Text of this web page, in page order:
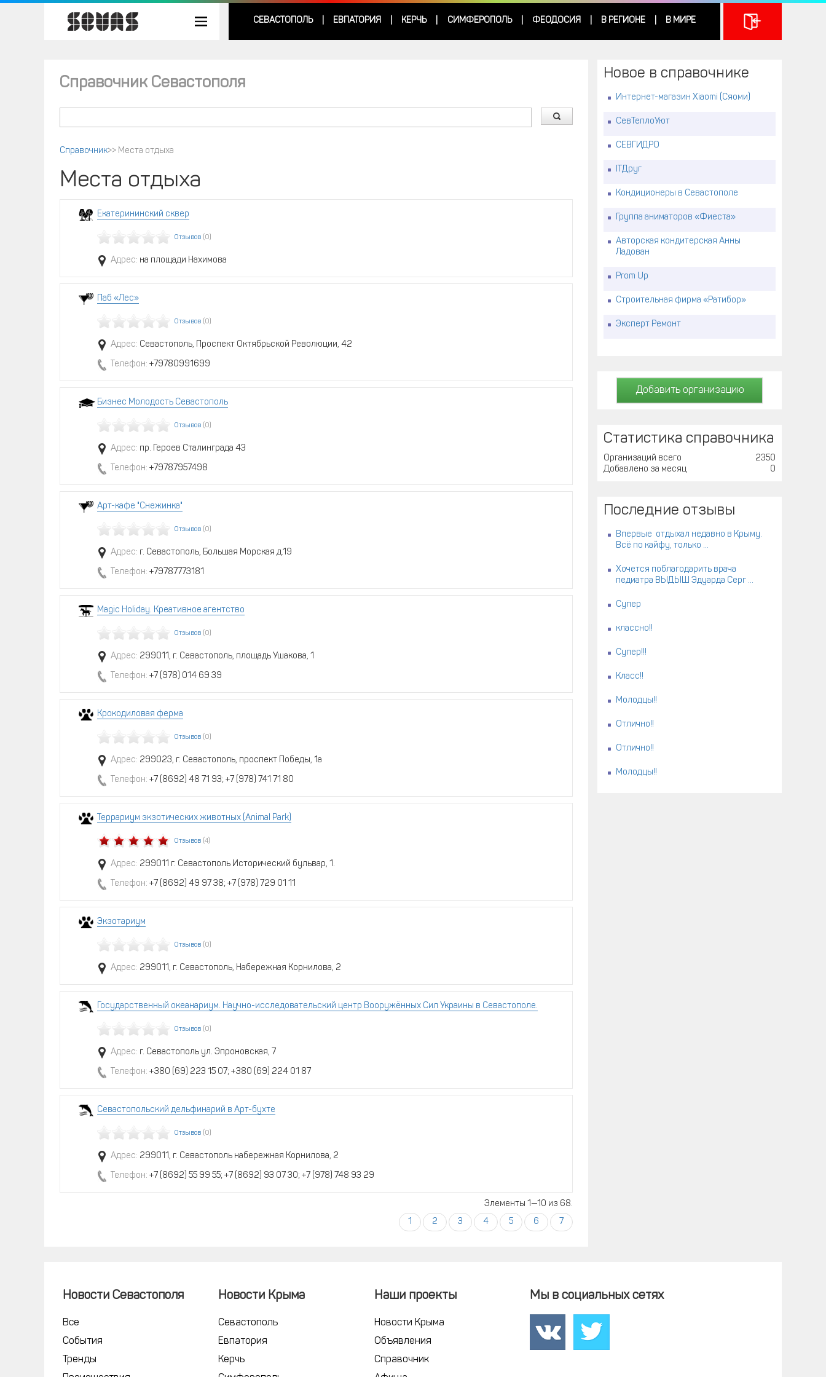
СЕВАСТОПОЛЬ ЕВПАТОРИЯ КЕРЧЬ СИМФЕРОПОЛЬ ФЕОДОСИЯ В РЕГИОНЕ В МИРЕ
Справочник Севастополя
Справочник>> Места отдыха
Места отдыха
Екатерининский сквер
Отзывов (0)
Адрес: на площади Нахимова
Паб «Лес»
Отзывов (0)
Адрес: Севастополь, Проспект Октябрьской Революции, 42
Телефон: +79780991699
Бизнес Молодость Севастополь
Отзывов (0)
Адрес: пр. Героев Сталинграда 43
Телефон: +79787957498
Арт-кафе "Снежинка"
Отзывов (0)
Адрес: г. Севастополь, Большая Морская д.19
Телефон: +79787773181
Magic Holiday. Креативное агентство
Отзывов (0)
Адрес: 299011, г. Севастополь, площадь Ушакова, 1
Телефон: +7 (978) 014 69 39
Крокодиловая ферма
Отзывов (0)
Адрес: 299023, г. Севастополь, проспект Победы, 1а
Телефон: +7 (8692) 48 71 93; +7 (978) 741 71 80
Террариум экзотических животных (Animal Park)
Отзывов (4)
Адрес: 299011 г. Севастополь Исторический бульвар, 1.
Телефон: +7 (8692) 49 97 38; +7 (978) 729 01 11
Экзотариум
Отзывов (0)
Адрес: 299011, г. Севастополь, Набережная Корнилова, 2
Государственный океанариум. Научно-исследовательский центр Вооружённых Сил Украины в Севастополе.
Отзывов (0)
Адрес: г. Севастополь ул. Эпроновская, 7
Телефон: +380 (69) 223 15 07; +380 (69) 224 01 87
Севастопольский дельфинарий в Арт-бухте
Отзывов (0)
Адрес: 299011, г. Севастополь набережная Корнилова, 2
Телефон: +7 (8692) 55 99 55; +7 (8692) 93 07 30; +7 (978) 748 93 29
Элементы 1—10 из 68.
1
2 3 4 5 6 7
Новое в справочнике
Интернет-магазин Xiaomi (Сяоми)
СевТеплоУют
СЕВГИДРО
ITДруг
Кондиционеры в Севастополе
Группа аниматоров «Фиеста»
Авторская кондитерская Анны
Ладован
Prom Up
Строительная фирма «Ратибор»
Эксперт Ремонт
Добавить организацию
Статистика справочника
2350
Организаций всего
0
Добавлено за месяц
Последние отзывы
Впервые отдыхал недавно в Крыму.
Всё по кайфу, только ...
Хочется поблагодарить врача
педиатра ВЫДЫШ Эдуарда Серг ...
Супер
классно!!
Супер!!!
Класс!!
Молодцы!!
Отлично!!
Отлично!!
Молодцы!!
Новости Севастополя
Все
События
Тренды
Новости Крыма
Севастополь
Евпатория
Керчь
Наши проекты
Новости Крыма
Объявления
Справочник
Мы в социальных сетях